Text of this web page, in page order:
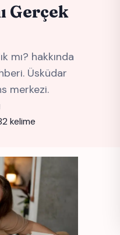
Gerçek
mı? hakkında
Üsküdar
merkezi.
kelime